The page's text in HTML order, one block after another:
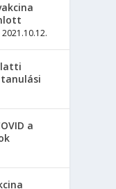
2021.10.12.
a